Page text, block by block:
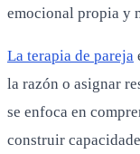
emocional propia y
La terapia de pareja
la razón o asignar
se enfoca en
construir